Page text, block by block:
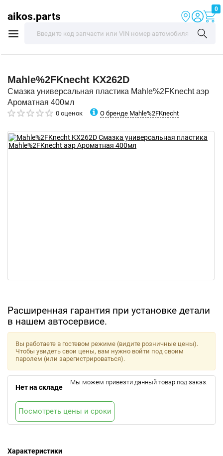
aikos.parts
0
Mahle%2FKnecht KX262D
Смазка универсальная пластика Mahle%2FKnecht аэр
Ароматная 400мл
0 оценок О бренде Mahle%2FKnecht
Расширенная гарантия при установке детали
в нашем автосервисе.
Характеристики
Вы работаете в гостевом режиме (видите розничные цены).
Чтобы увидеть свои цены, вам нужно войти под своим
паролем (или зарегистрироваться).
Нет на складе
Мы можем привезти данный товар под заказ.
Посмотреть цены и сроки